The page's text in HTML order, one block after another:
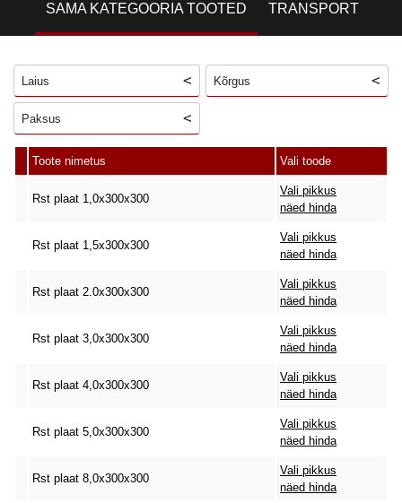
SAMA KATEGOORIA TOOTED TRANSPORT
Laius Kõrgus
Paksus
Toote nimetus Vali toode
Rst plaat 1,0x300x300
Vali pikkus
näed hinda
Rst plaat 1,5x300x300
Vali pikkus
näed hinda
Rst plaat 2.0x300x300
Vali pikkus
näed hinda
Rst plaat 3,0x300x300
Vali pikkus
näed hinda
Rst plaat 4,0x300x300
Vali pikkus
näed hinda
Rst plaat 5,0x300x300
Vali pikkus
näed hinda
Rst plaat 8,0x300x300
Vali pikkus
näed hinda